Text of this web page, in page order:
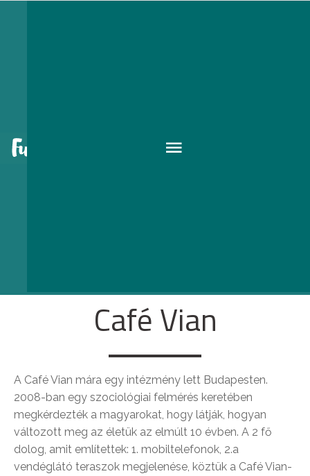
Café Vian
A Café Vian mára egy intézmény lett Budapesten.
2008-ban egy szociológiai felmérés keretében
megkérdezték a magyarokat, hogy látják, hogyan
változott meg az életük az elmúlt 10 évben. A 2 fő
dolog, amit említettek: 1. mobiltelefonok, 2.a
vendéglátó teraszok megjelenése, köztük a Café Vian-